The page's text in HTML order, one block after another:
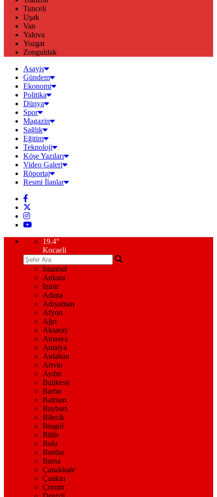
Tunceli
Uşak
Van
Yalova
Yozgat
Zonguldak
Asayiş
Gündem
Ekonomi
Politika
Dünya
Spor
Magazin
Sağlık
Eğitim
Teknoloji
Köşe Yazıları
Video Galeri
Röportaj
Resmi İlanlar
19.4°
Kocaeli
İstanbul
Ankara
İzmir
Adana
Adıyaman
Afyon
Ağrı
Aksaray
Amasya
Antalya
Ardahan
Artvin
Aydın
Balıkesir
Bartın
Batman
Bayburt
Bilecik
Bingöl
Bitlis
Bolu
Burdur
Bursa
Çanakkale
Çankırı
Çorum